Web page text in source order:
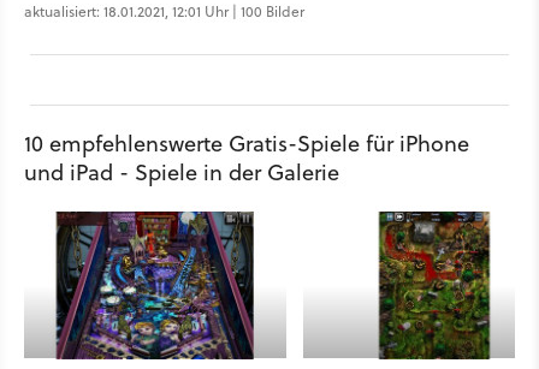
aktualisiert: 18.01.2021, 12:01 Uhr | 100 Bilder
10 empfehlenswerte Gratis-Spiele für iPhone
und iPad - Spiele in der Galerie